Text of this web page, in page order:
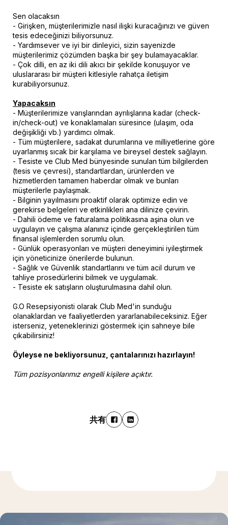
Sen olacaksın
- Girişken, müşterilerimizle nasıl ilişki kuracağınızı ve güven
tesis edeceğinizi biliyorsunuz.
- Yardımsever ve iyi bir dinleyici, sizin sayenizde
müşterilerimiz çözümden başka bir şey bulamayacaklar.
- Çok dilli, en az iki dili akıcı bir şekilde konuşuyor ve
uluslararası bir müşteri kitlesiyle rahatça iletişim
kurabiliyorsunuz.
Yapacaksın
- Müşterilerimize varışlarından ayrılışlarına kadar (check-
in/check-out) ve konaklamaları süresince (ulaşım, oda
değişikliği vb.) yardımcı olmak.
- Tüm müşterilere, sadakat durumlarına ve milliyetlerine göre
uyarlanmış sıcak bir karşılama ve bireysel destek sağlayın.
- Tesiste ve Club Med bünyesinde sunulan tüm bilgilerden
(tesis ve çevresi), standartlardan, ürünlerden ve
hizmetlerden tamamen haberdar olmak ve bunları
müşterilerle paylaşmak.
- Bilginin yayılmasını proaktif olarak optimize edin ve
gerekirse belgeleri ve etkinlikleri ana dilinize çevirin.
- Dahili ödeme ve faturalama politikasına aşina olun ve
uygulayın ve çalışma alanınız içinde gerçekleştirilen tüm
finansal işlemlerden sorumlu olun.
- Günlük operasyonları ve müşteri deneyimini iyileştirmek
için yöneticinize önerilerde bulunun.
- Sağlık ve Güvenlik standartlarını ve tüm acil durum ve
tahliye prosedürlerini bilmek ve uygulamak.
- Tesiste ek satışların oluşturulmasına dahil olun.
G.O Resepsiyonisti olarak Club Med'in sunduğu
olanaklardan ve faaliyetlerden yararlanabileceksiniz. Eğer
isterseniz, yeteneklerinizi göstermek için sahneye bile
çıkabilirsiniz!
Öyleyse ne bekliyorsunuz, çantalarınızı hazırlayın!
Tüm pozisyonlarımız engelli kişilere açıktır.
共有